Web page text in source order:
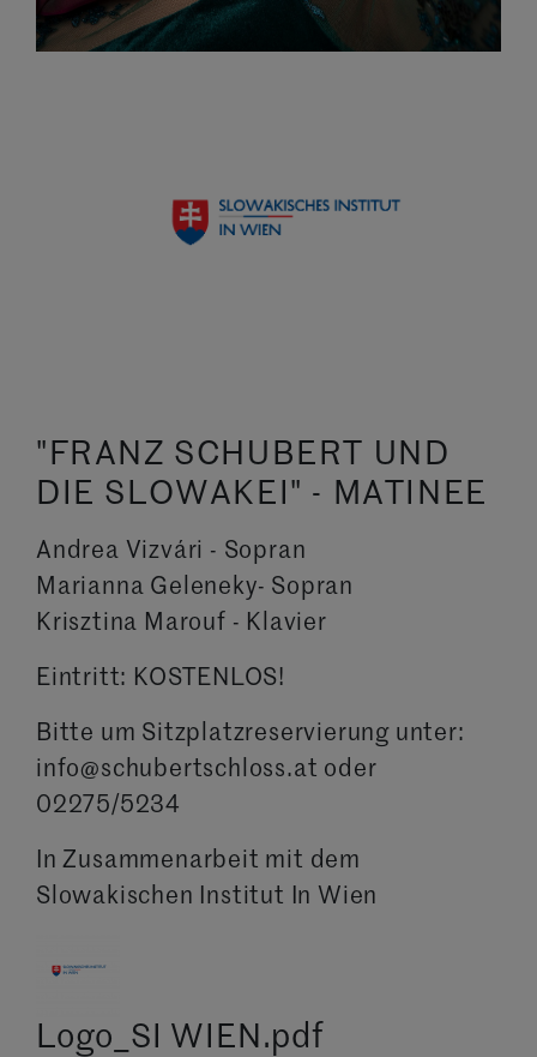
"FRANZ SCHUBERT UND
DIE SLOWAKEI" - MATINEE
Andrea Vizvári - Sopran
Marianna Geleneky- Sopran
Krisztina Marouf - Klavier
Eintritt: KOSTENLOS!
Bitte um Sitzplatzreservierung unter:
info@schubertschloss.at oder
02275/5234
In Zusammenarbeit mit dem
Slowakischen Institut In Wien
Logo_SI WIEN.pdf